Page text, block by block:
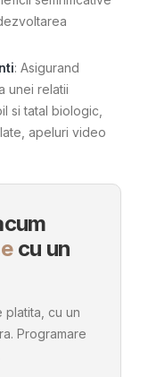
: Asigurand
unei relatii
si tatal biologic,
apeluri video
cu un
platita, cu un
Programare